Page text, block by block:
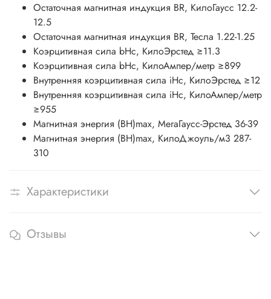
Остаточная магнитная индукция BR, КилоГаусс 12.2-
12.5
Остаточная магнитная индукция BR, Тесла 1.22-1.25
Коэрцитивная сила bHc, КилоЭрстед ≥11.3
Коэрцитивная сила bHc, КилоАмпер/метр ≥899
Внутренняя коэрцитивная сила iHc, КилоЭрстед ≥12
Внутренняя коэрцитивная сила iHc, КилоАмпер/метр
≥955
Магнитная энергия (BH)max, МегаГаусс-Эрстед 36-39
Магнитная энергия (BH)max, КилоДжоуль/м3 287-
310
Характеристики
Отзывы